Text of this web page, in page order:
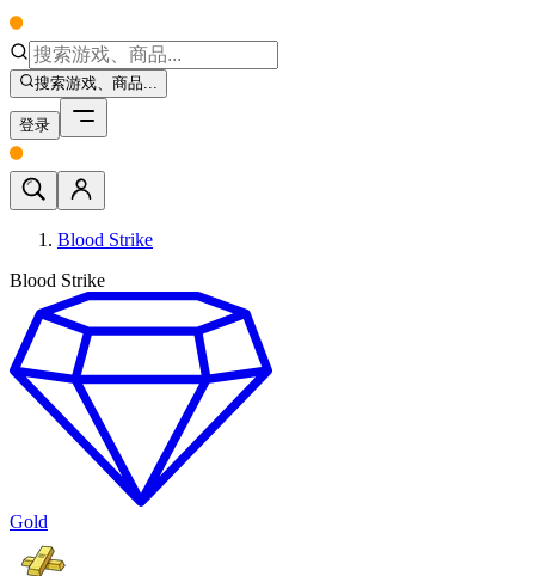
搜索游戏、商品...
登录
Blood Strike
Blood Strike
Gold